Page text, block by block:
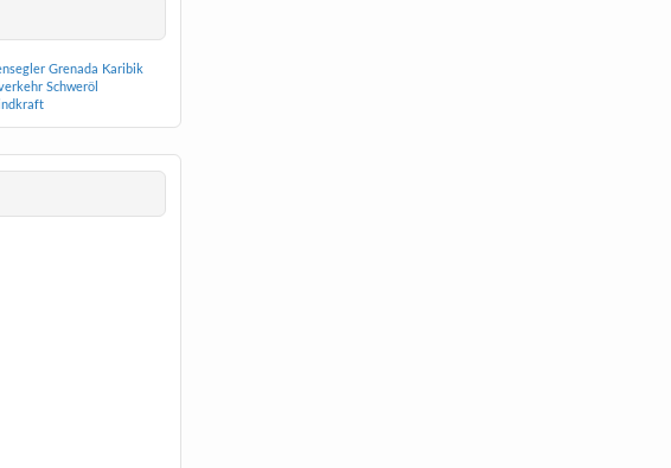
Grenada Karibik
Schweröl